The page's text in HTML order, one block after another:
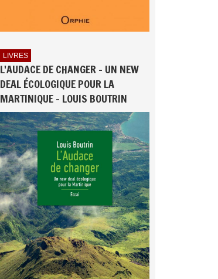
LIVRES
L'AUDACE DE CHANGER - UN NEW
DEAL ÉCOLOGIQUE POUR LA
MARTINIQUE - LOUIS BOUTRIN